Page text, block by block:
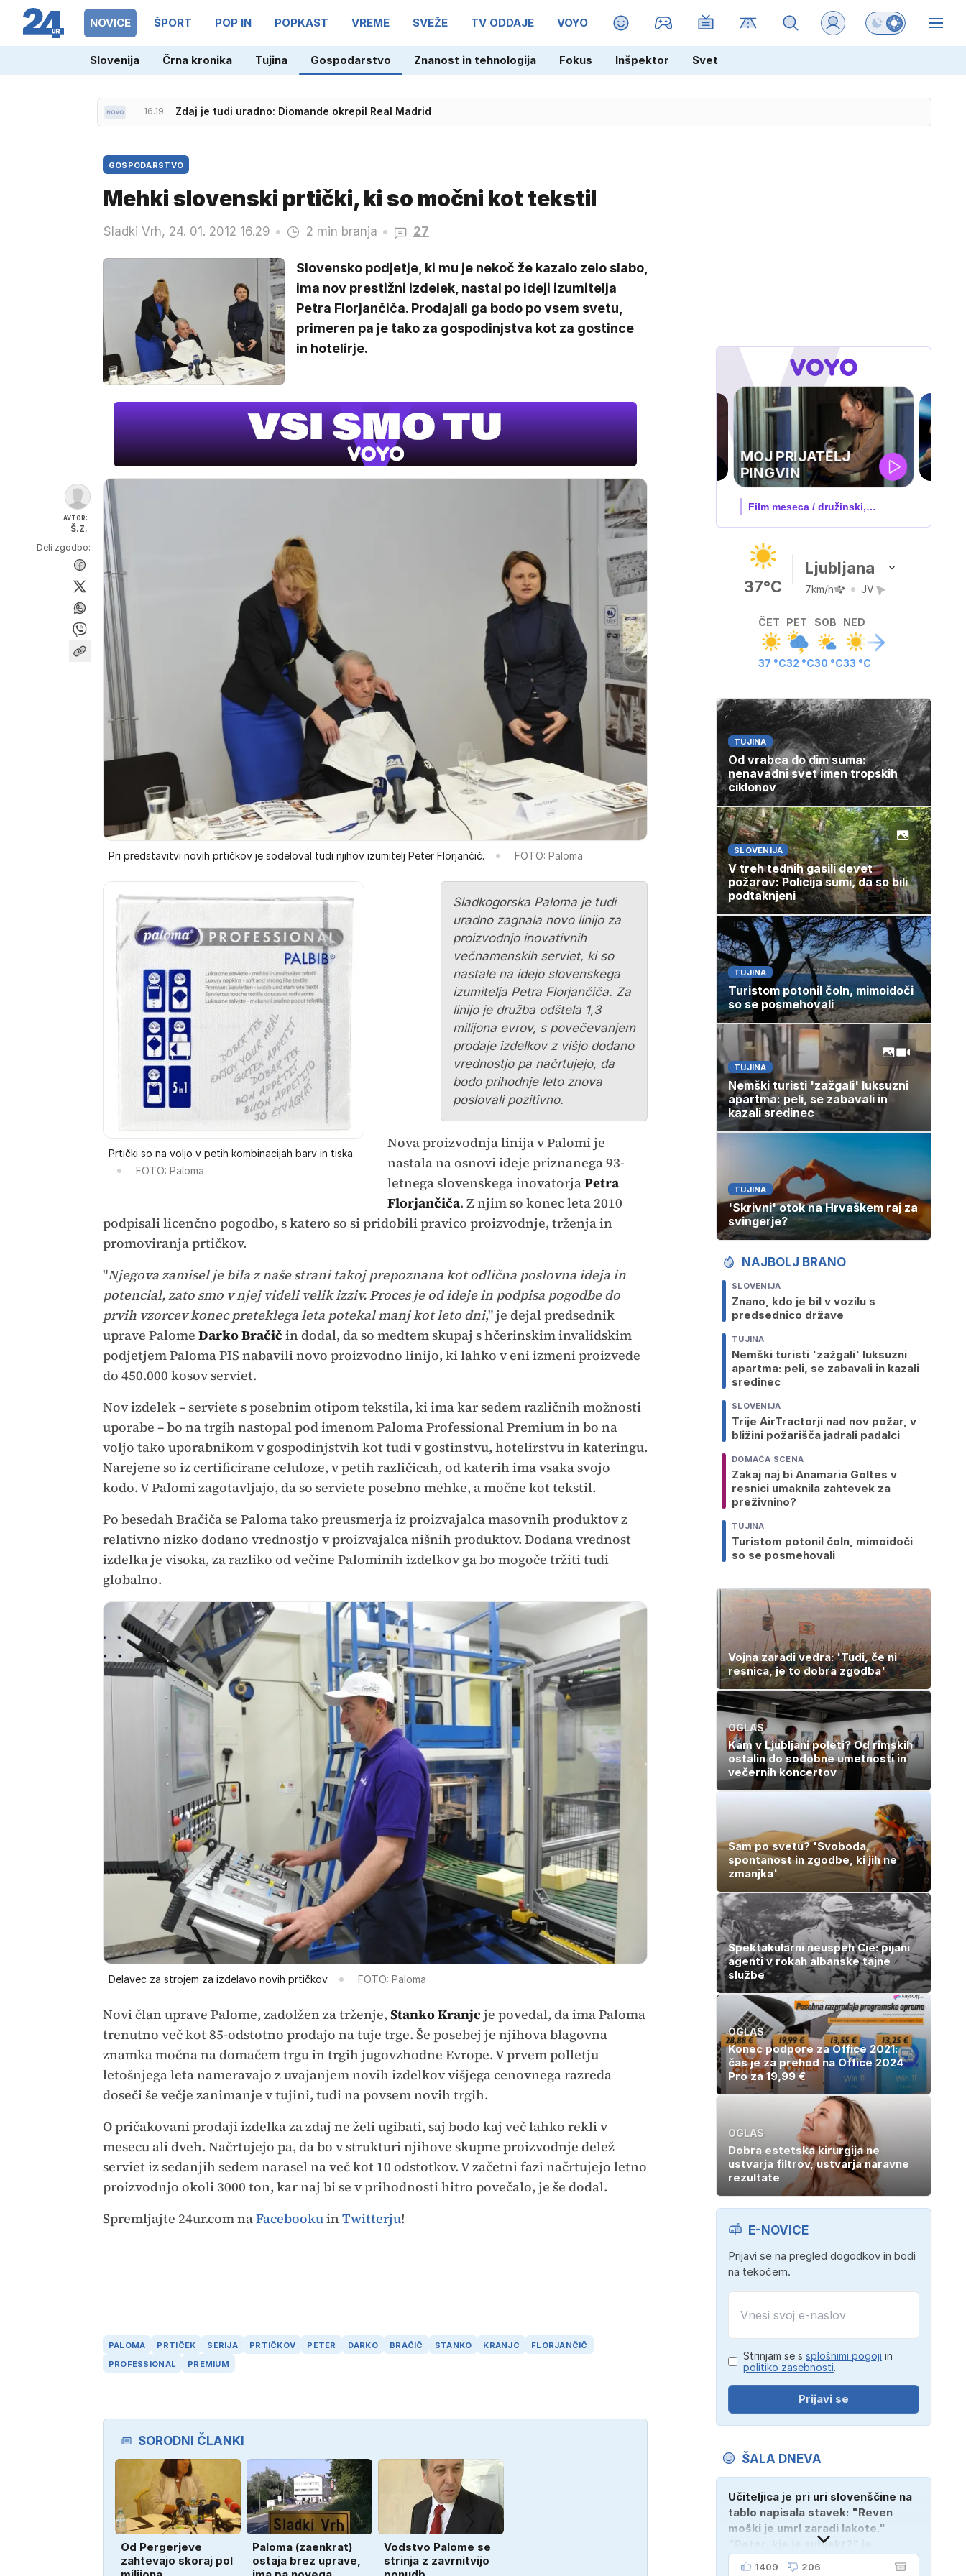
NOVICE ŠPORT POP IN POPKAST VREME SVEŽE TV ODDAJE VOYO MAGAZIN Preklopi barvni
Slovenija Črna kronika Tujina Gospodarstvo Znanost in tehnologija Fokus Inšpektor Svet
16.19 Zdaj je tudi uradno: Diomande okrepil Real Madrid
16.25 'Voznik ne sme biti zadnji člen, na katerega se preloži vsa krivda'
GOSPODARSTVO
Mehki slovenski prtički, ki so močni kot tekstil
Sladki Vrh, 24. 01. 2012 16.29 2 min branja 27
Slovensko podjetje, ki mu je nekoč že kazalo zelo slabo,
ima nov prestižni izdelek, nastal po ideji izumitelja
Petra Florjančiča. Prodajali ga bodo po vsem svetu,
primeren pa je tako za gospodinjstva kot za gostince
in hotelirje.
AVTOR:
Š.Z.
Deli zgodbo:
Pri predstavitvi novih prtičkov je sodeloval tudi njihov izumitelj Peter Florjančič. FOTO: Paloma
Prtički so na voljo v petih kombinacijah barv in tiska.
FOTO: Paloma
Sladkogorska Paloma je tudi
uradno zagnala novo linijo za
proizvodnjo inovativnih
večnamenskih serviet, ki so
nastale na idejo slovenskega
izumitelja Petra Florjančiča. Za
linijo je družba odštela 1,3
milijona evrov, s povečevanjem
prodaje izdelkov z višjo dodano
vrednostjo pa načrtujejo, da
bodo prihodnje leto znova
poslovali pozitivno.
Nova proizvodnja linija v Palomi je
nastala na osnovi ideje priznanega 93-
letnega slovenskega inovatorjaPetra
Florjančiča. Z njim so konec leta 2010
podpisali licenčno pogodbo, s katero so si pridobili pravico proizvodnje, trženja in
promoviranja prtičkov.
"Njegova zamisel je bila z naše strani takoj prepoznana kot odlična poslovna ideja in
potencial, zato smo v njej videli velik izziv. Proces je od ideje in podpisa pogodbe do
prvih vzorcev konec preteklega leta potekal manj kot leto dni," je dejal predsednik
uprave Palome Darko Bračič in dodal, da so medtem skupaj s hčerinskim invalidskim
podjetjem Paloma PIS nabavili novo proizvodno linijo, ki lahko v eni izmeni proizvede
do 450.000 kosov serviet.
Nov izdelek – serviete s posebnim otipom tekstila, ki ima kar sedem različnih možnosti
uporabe – bo na trgih nastopal pod imenom Paloma Professional Premium in bo na
voljo tako uporabnikom v gospodinjstvih kot tudi v gostinstvu, hotelirstvu in kateringu.
Narejene so iz certificirane celuloze, v petih različicah, od katerih ima vsaka svojo
kodo. V Palomi zagotavljajo, da so serviete posebno mehke, a močne kot tekstil.
Po besedah Bračiča se Paloma tako preusmerja iz proizvajalca masovnih produktov z
relativno nizko dodano vrednostjo v proizvajalca nišnih produktov. Dodana vrednost
izdelka je visoka, za razliko od večine Palominih izdelkov ga bo mogoče tržiti tudi
globalno.
Delavec za strojem za izdelavo novih prtičkov FOTO: Paloma
Novi član uprave Palome, zadolžen za trženje, Stanko Kranjc je povedal, da ima Paloma
trenutno več kot 85-odstotno prodajo na tuje trge. Še posebej je njihova blagovna
znamka močna na domačem trgu in trgih jugovzhodne Evrope. V prvem polletju
letošnjega leta nameravajo z uvajanjem novih izdelkov višjega cenovnega razreda
doseči še večje zanimanje v tujini, tudi na povsem novih trgih.
O pričakovani prodaji izdelka za zdaj ne želi ugibati, saj bodo kaj več lahko rekli v
mesecu ali dveh. Načrtujejo pa, da bo v strukturi njihove skupne proizvodnje delež
serviet iz sedanjih sedem narasel na več kot 10 odstotkov. V začetni fazi načrtujejo letno
proizvodnjo okoli 3000 ton, kar naj bi se v prihodnosti hitro povečalo, je še dodal.
Spremljajte 24ur.com naFacebookuinTwitterju!
PALOMA PRTIČEK SERIJA PRTIČKOV PETER DARKO BRAČIČ STANKO KRANJC
FLORJANČIČ
PROFESSIONAL
PREMIUM
SORODNI ČLANKI
Od Pergerjeve
zahtevajo skoraj pol
Paloma (zaenkrat)
ostaja brez uprave,
Vodstvo Palome se
strinja z zavrnitvijo
UEFA
SUPERPOKAL
V živo na VOYO: sreda ob 20.30
37°C
Ljubljana
7km/h JV
ČET
37 °C
PET
32 °C
SOB
30 °C
NED
33 °C
TUJINA
Od vrabca do dim suma:
nenavadni svet imen tropskih
ciklonov
SLOVENIJA
V treh tednih gasili devet
požarov: Policija sumi, da so bili
podtaknjeni
TUJINA
Turistom potonil čoln, mimoidoči
so se posmehovali
TUJINA
Nemški turisti 'zažgali' luksuzni
apartma: peli, se zabavali in
kazali sredinec
TUJINA
'Skrivni' otok na Hrvaškem raj za
svingerje?
NAJBOLJ BRANO
SLOVENIJA
Znano, kdo je bil v vozilu s
predsednico države
TUJINA
Nemški turisti 'zažgali' luksuzni
apartma: peli, se zabavali in kazali
sredinec
SLOVENIJA
Trije AirTractorji nad nov požar, v
bližini požarišča jadrali padalci
DOMAČA SCENA
Zakaj naj bi Anamaria Goltes v
resnici umaknila zahtevek za
preživnino?
TUJINA
Turistom potonil čoln, mimoidoči
so se posmehovali
Vojna zaradi vedra: 'Tudi, če ni
resnica, je to dobra zgodba'
OGLAS
Kam v Ljubljani poleti? Od rimskih
ostalin do sodobne umetnosti in
večernih koncertov
Sam po svetu? 'Svoboda,
spontanost in zgodbe, ki jih ne
zmanjka'
Spektakularni neuspeh Cie: pijani
agenti v rokah albanske tajne
službe
OGLAS
Konec podpore za Office 2021:
čas je za prehod na Office 2024
Pro za 19,99 €
OGLAS
Dobra estetska kirurgija ne
ustvarja filtrov, ustvarja naravne
rezultate
E-NOVICE
Prijavi se na pregled dogodkov in bodi
na tekočem.
Strinjam se s splošnimi pogoji in
politiko zasebnosti.
Prijavi se
ŠALA DNEVA
Učiteljica je pri uri slovenščine na
tablo napisala stavek: "Reven
moški je umrl zaradi lakote."
"Peter, kje je subjekt?" je
vprašala. "Verjetno na
1409 206